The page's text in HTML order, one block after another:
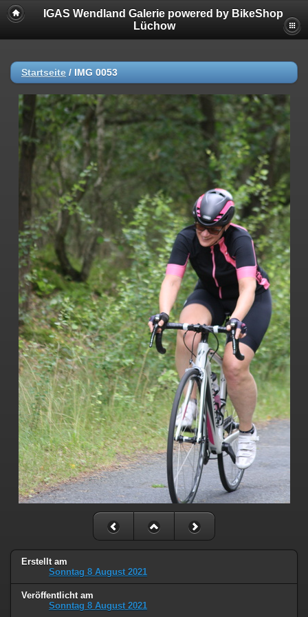
IGAS Wendland Galerie powered by BikeShop
Lüchow
Startseite / IMG 0053
Erstellt am
Sonntag 8 August 2021
Veröffentlicht am
Sonntag 8 August 2021